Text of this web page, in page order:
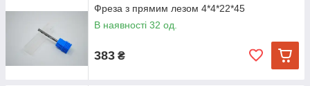
Фреза з прямим лезом 4*4*22*45
В наявності 32 од.
383 ₴